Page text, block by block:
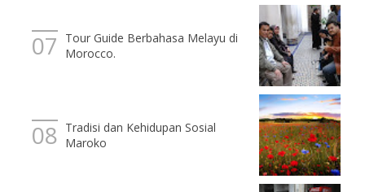
Tour Guide Berbahasa Melayu di
Morocco.
Tradisi dan Kehidupan Sosial
Maroko